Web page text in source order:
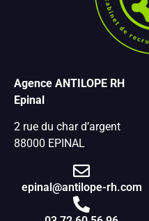
Agence ANTILOPE RH
Epinal
2 rue du char d’argent
88000 EPINAL
epinal@antilope-rh.com